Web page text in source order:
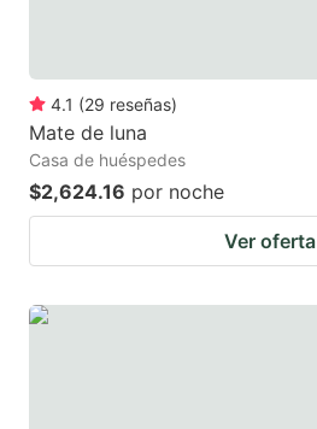
4.1 (29 reseñas)
Mate de luna
Casa de huéspedes
$2,624.16 por noche
Ver oferta